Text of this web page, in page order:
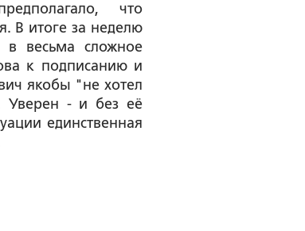
что
В итоге за неделю
весьма сложное
к подписанию и
якобы "не хотел
Уверен - и без её
единственная